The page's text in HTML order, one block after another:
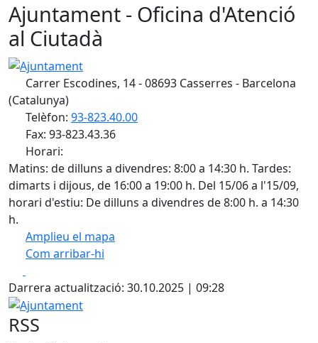
Ajuntament - Oficina d'Atenció
al Ciutadà
Ajuntament
Carrer Escodines, 14 - 08693 Casserres - Barcelona
(Catalunya)
Telèfon: 93-823.40.00
Fax: 93-823.43.36
Horari:
Matins: de dilluns a divendres: 8:00 a 14:30 h. Tardes:
dimarts i dijous, de 16:00 a 19:00 h. Del 15/06 a l'15/09,
horari d'estiu: De dilluns a divendres de 8:00 h. a 14:30
h.
Amplieu el mapa
Com arribar-hi
+
−
Darrera actualització: 30.10.2025 | 09:28
Ajuntament
RSS